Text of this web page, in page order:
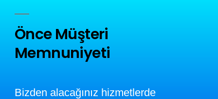
Önce Müşteri
Memnuniyeti
Bizden alacağınız hizmetlerde